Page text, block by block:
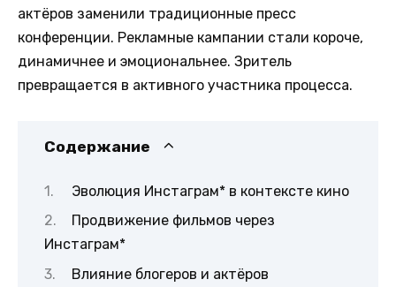
актёров заменили традиционные пресс
конференции. Рекламные кампании стали короче,
динамичнее и эмоциональнее. Зритель
превращается в активного участника процесса.
Содержание
Эволюция Инстаграм* в контексте кино
Продвижение фильмов через
Инстаграм*
Влияние блогеров и актёров